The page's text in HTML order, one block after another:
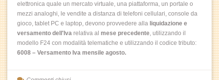
elettronica quale un mercato virtuale, una piattaforma, un portale o
mezzi analoghi, le vendite a distanza di telefoni cellulari, console da
gioco, tablet PC e laptop, devono provvedere alla liquidazione e
versamento dell'Iva relativa al mese precedente, utilizzando il
modello F24 con modalità telematiche e utilizzando il codice tributo:
6008 – Versamento Iva mensile agosto.